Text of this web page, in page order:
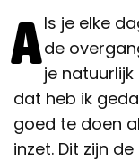
Als je elke
de
je
dat heb ik
goed te doen
inzet. Dit zijn